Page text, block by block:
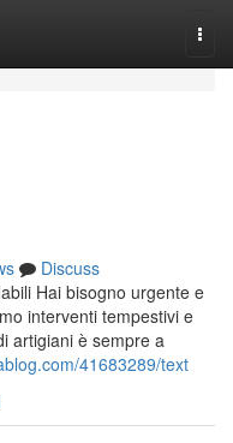
Discuss
Hai bisogno urgente e
interventi tempestivi e
artigiani è sempre a
41683289/text